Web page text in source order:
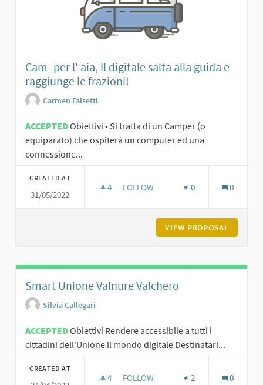
Cam_per l' aia, Il digitale salta alla guida e
raggiunge le frazioni!
Carmen Falsetti
ACCEPTEDObiettivi • Si tratta di un Camper (o
equiparato) che ospiterà un computer ed una
connessione...
CREATED AT
31/05/2022
4 4 FOLLOWERS
FOLLOW 0 0
VIEW PROPOSAL
Smart Unione Valnure Valchero
Silvia Callegari
ACCEPTEDObiettivi Rendere accessibile a tutti i
cittadini dell'Unione il mondo digitale Destinatari...
CREATED AT
4 4 FOLLOWERS
FOLLOW 2 0